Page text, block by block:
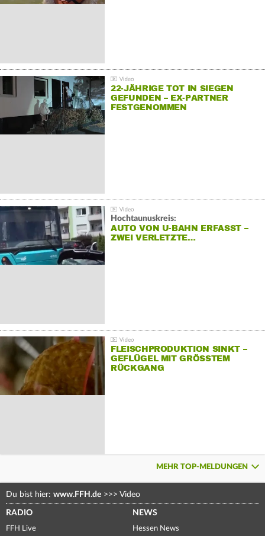
22-JÄHRIGE TOT IN SIEGEN
GEFUNDEN – EX-PARTNER
FESTGENOMMEN
Hochtaunuskreis:
AUTO VON U-BAHN ERFASST –
ZWEI VERLETZTE…
FLEISCHPRODUKTION SINKT –
GEFLÜGEL MIT GRÖSSTEM R
ÜCKGANG
MEHR TOP-MELDUNGEN
Du bist hier: www.FFH.de >>> Video
RADIO
FFH Live
NEWS
Hessen News